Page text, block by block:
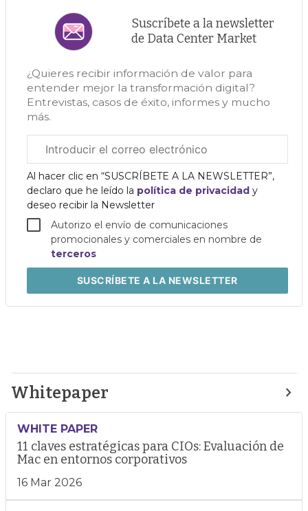
Suscríbete a la newsletter
de Data Center Market
¿Quieres recibir información de valor para
entender mejor la transformación digital?
Entrevistas, casos de éxito, informes y mucho
más.
electrónico
corporativo
Al hacer clic en “SUSCRÍBETE A LA NEWSLETTER”,
declaro que he leído la política de privacidad y
deseo recibir la Newsletter
Autorizo el envío de comunicaciones
promocionales y comerciales en nombre de
terceros
SUSCRÍBETEA LA NEWSLETTER
Whitepaper
WHITE PAPER
11 claves estratégicas para CIOs: Evaluación de
Mac en entornos corporativos
16 Mar 2026